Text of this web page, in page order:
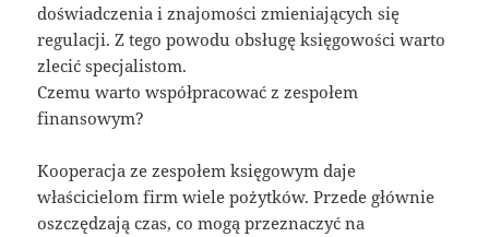
doświadczenia i znajomości zmieniających się
regulacji. Z tego powodu obsługę księgowości warto
zlecić specjalistom.
Czemu warto współpracować z zespołem
finansowym?
Kooperacja ze zespołem księgowym daje
właścicielom firm wiele pożytków. Przede głównie
oszczędzają czas, co mogą przeznaczyć na